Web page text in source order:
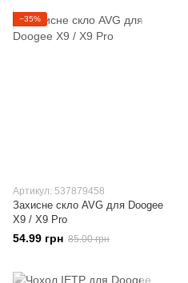
−35%
Артикул: 537879458
Захисне скло AVG для Doogee
X9 / X9 Pro
54.99 грн 85.00 грн